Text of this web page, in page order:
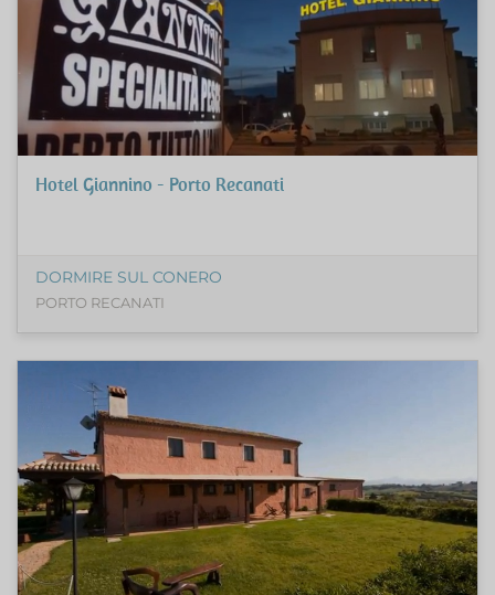
Hotel Giannino - Porto Recanati
DORMIRE SUL CONERO
PORTO RECANATI